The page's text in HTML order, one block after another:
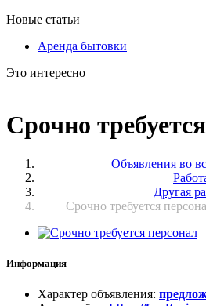
Новые статьи
Аренда бытовки
Это интересно
Срочно
Объявления во
Другая
Срочно требуется
Информация
Характер объявления: